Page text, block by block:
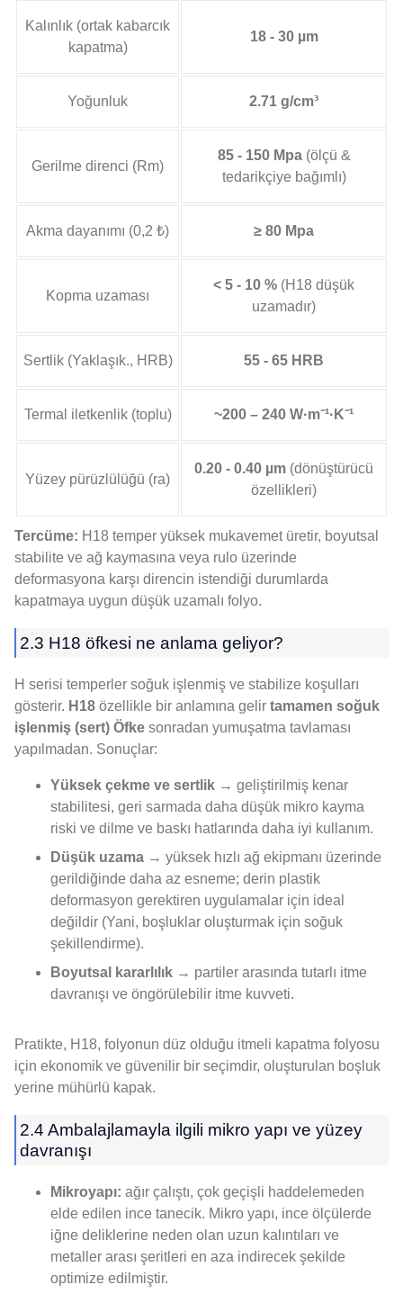
Kalınlık (ortak kabarcık
kapatma)
18 - 30 µm
Yoğunluk 2.71 g/cm³
Gerilme direnci (Rm)
85 - 150 Mpa(ölçü &
tedarikçiye bağımlı)
Akma dayanımı (0,2 ₺) ≥ 80 Mpa
Kopma uzaması
< 5 - 10 % (H18 düşük
uzamadır)
Sertlik (Yaklaşık., HRB) 55 - 65 HRB
Termal iletkenlik (toplu) ~200 – 240 W·m⁻¹·K⁻¹
Yüzey pürüzlülüğü (ra)
0.20 - 0.40 µm (dönüştürücü
özellikleri)
Tercüme: H18 temper yüksek mukavemet üretir, boyutsal
stabilite ve ağ kaymasına veya rulo üzerinde
deformasyona karşı direncin istendiği durumlarda
kapatmaya uygun düşük uzamalı folyo.
2.3 H18 öfkesi ne anlama geliyor?
H serisi temperler soğuk işlenmiş ve stabilize koşulları
gösterir. H18 özellikle bir anlamına gelir tamamen soğuk
işlenmiş (sert) Öfke sonradan yumuşatma tavlaması
yapılmadan. Sonuçlar:
Yüksek çekme ve sertlik → geliştirilmiş kenar
stabilitesi, geri sarmada daha düşük mikro kayma
riski ve dilme ve baskı hatlarında daha iyi kullanım.
Düşük uzama → yüksek hızlı ağ ekipmanı üzerinde
gerildiğinde daha az esneme; derin plastik
deformasyon gerektiren uygulamalar için ideal
değildir (Yani, boşluklar oluşturmak için soğuk
şekillendirme).
Boyutsal kararlılık → partiler arasında tutarlı itme
davranışı ve öngörülebilir itme kuvveti.
Pratikte, H18, folyonun düz olduğu itmeli kapatma folyosu
için ekonomik ve güvenilir bir seçimdir, oluşturulan boşluk
yerine mühürlü kapak.
2.4 Ambalajlamayla ilgili mikro yapı ve yüzey
davranışı
Mikroyapı: ağır çalıştı, çok geçişli haddelemeden
elde edilen ince tanecik. Mikro yapı, ince ölçülerde
iğne deliklerine neden olan uzun kalıntıları ve
metaller arası şeritleri en aza indirecek şekilde
optimize edilmiştir.